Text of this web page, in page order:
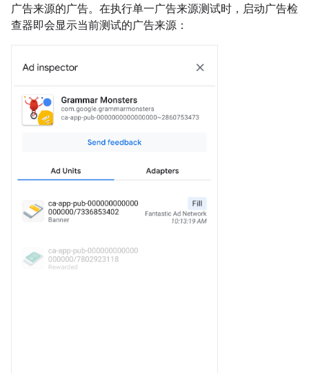
广告来源的广告。在执行单一广告来源测试时，启动广告检
查器即会显示当前测试的广告来源：